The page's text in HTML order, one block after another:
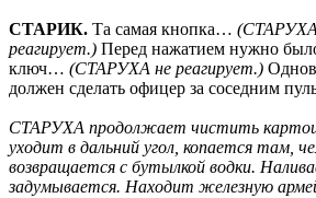
СТАРИК. Та самая кнопка…
реагирует.) Перед нажатием нужно
ключ… (СТАРУХА не реагирует.)
должен сделать офицер за соседним
СТАРУХА продолжает чистить
уходит в дальний угол, копается там,
возвращается с бутылкой водки.
задумывается. Находит железную